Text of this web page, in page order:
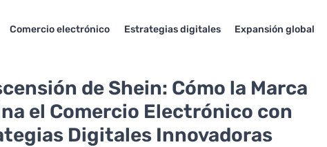
Comercio electrónico Estrategias digitales Expansión global
de Shein: Cómo la Marca
el Comercio Electrónico con
Digitales Innovadoras